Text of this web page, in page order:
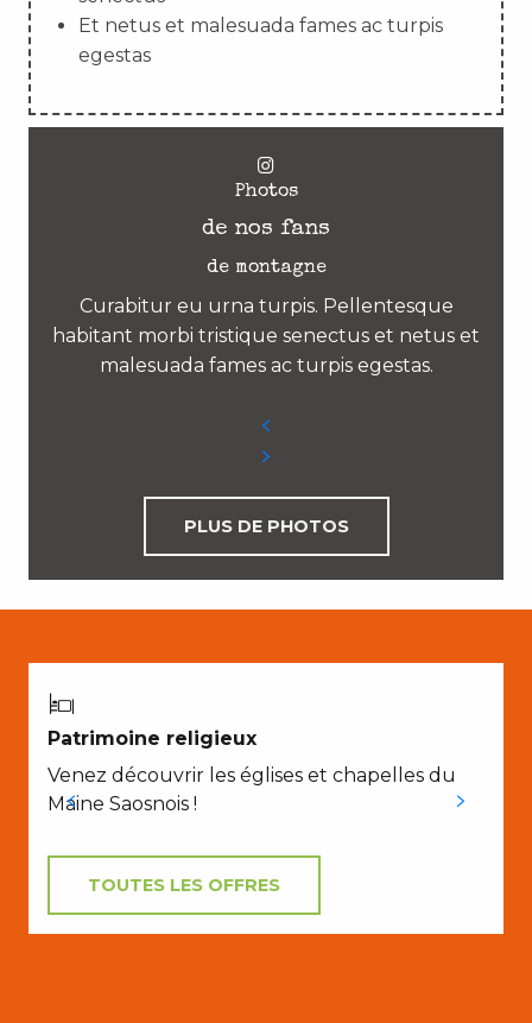
Et netus et malesuada fames ac turpis
egestas
Photos
de nos fans
de montagne
Curabitur eu urna turpis. Pellentesque
habitant morbi tristique senectus et netus et
malesuada fames ac turpis egestas.
PLUS DE PHOTOS
Patrimoine religieux
Venez découvrir les églises et chapelles du
Maine Saosnois !
TOUTES LES OFFRES